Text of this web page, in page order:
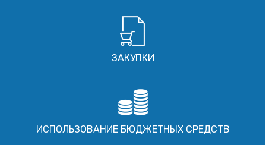
ЗАКУПКИ
ИСПОЛЬЗОВАНИЕ БЮДЖЕТНЫХ СРЕДСТВ